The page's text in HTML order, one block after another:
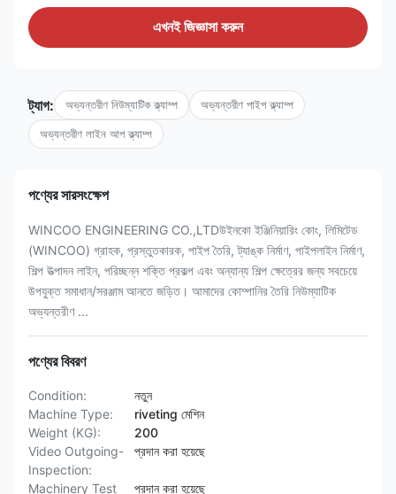
এখনই জিজ্ঞাসা করুন
ট্যাগ: অভ্যন্তরীণ নিউম্যাটিক ক্ল্যাম্প অভ্যন্তরীণ পাইপ ক্ল্যাম্প
অভ্যন্তরীণ লাইন আপ ক্ল্যাম্প
পণ্যের সারসংক্ষেপ
WINCOO ENGINEERING CO.,LTDউইনকো ইঞ্জিনিয়ারিং কোং, লিমিটেড
(WINCOO) গ্রাহক, প্রস্তুতকারক, পাইপ তৈরি, ট্যাঙ্ক নির্মাণ, পাইপলাইন নির্মাণ,
শিল্প উত্পাদন লাইন, পরিচ্ছন্ন শক্তি প্রকল্প এবং অন্যান্য শিল্প ক্ষেত্রের জন্য সবচেয়ে
উপযুক্ত সমাধান/সরঞ্জাম আনতে জড়িত। আমাদের কোম্পানির তৈরি নিউম্যাটিক
অভ্যন্তরীণ ...
পণ্যের বিবরণ
Condition:
নতুন
Machine Type:
riveting মেশিন
Weight (KG):
200
Video Outgoing-
Inspection:
প্রদান করা হয়েছে
Machinery Test
প্রদান করা হয়েছে